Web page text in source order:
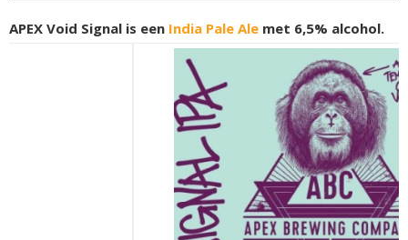
APEX Void Signal is een India Pale Ale met 6,5% alcohol.